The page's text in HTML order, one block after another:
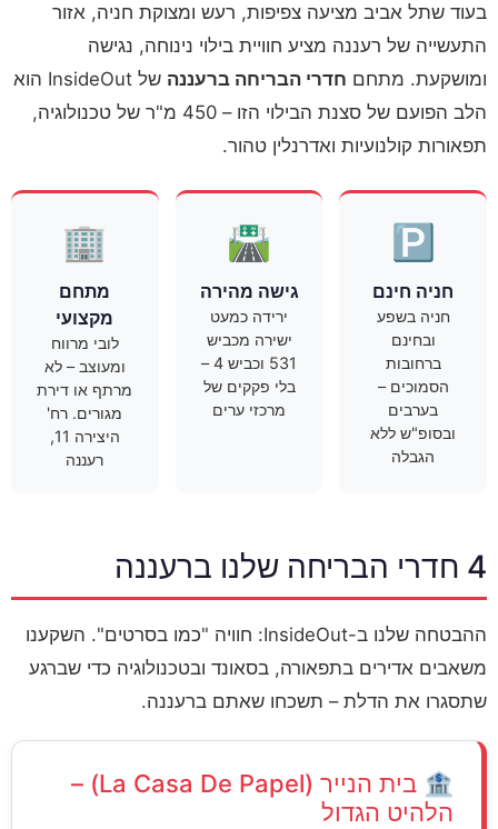
בעוד שתל אביב מציעה צפיפות, רעש ומצוקת חניה, אזור
התעשייה של רעננה מציע חוויית בילוי נינוחה, נגישה
ומושקעת. מתחם חדרי הבריחה ברעננה
של InsideOut הוא
הלב הפועם של סצנת הבילוי הזו – 450 מ"ר של טכנולוגיה,
תפאורות קולנועיות ואדרנלין טהור.
🅿️
חניה חינם
חניה בשפע
ובחינם
ברחובות
הסמוכים –
בערבים
ובסופ"ש ללא
הגבלה
🛣️
גישה מהירה
ירידה כמעט
ישירה מכביש
531 וכביש 4 –
בלי פקקים של
מרכזי ערים
🏢
מתחם
מקצועי
לובי מרווח
ומעוצב – לא
מרתף או דירת
מגורים. רח'
היצירה 11,
רעננה
4 חדרי הבריחה שלנו ברעננה
ההבטחה שלנו ב-InsideOut: חוויה "כמו בסרטים". השקענו
משאבים אדירים בתפאורה, בסאונד ובטכנולוגיה כדי שברגע
שתסגרו את הדלת – תשכחו שאתם ברעננה.
🏦 בית הנייר (La Casa De Papel)
–
הלהיט הגדול